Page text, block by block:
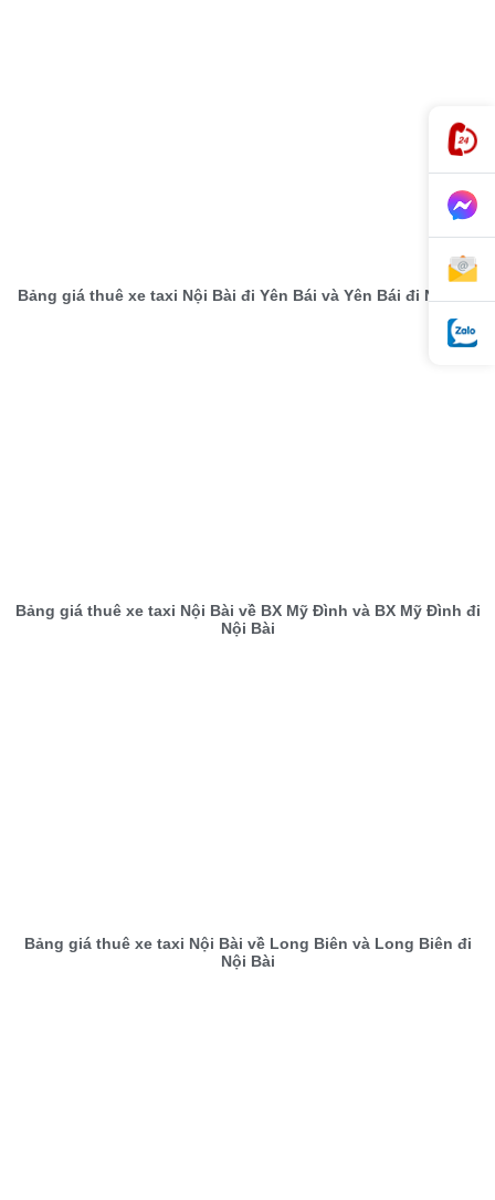
Bảng giá thuê xe taxi Nội Bài đi Yên Bái và Yên Bái đi Nội Bài
Bảng giá thuê xe taxi Nội Bài về BX Mỹ Đình và BX Mỹ Đình đi
Nội Bài
Bảng giá thuê xe taxi Nội Bài về Long Biên và Long Biên đi
Nội Bài